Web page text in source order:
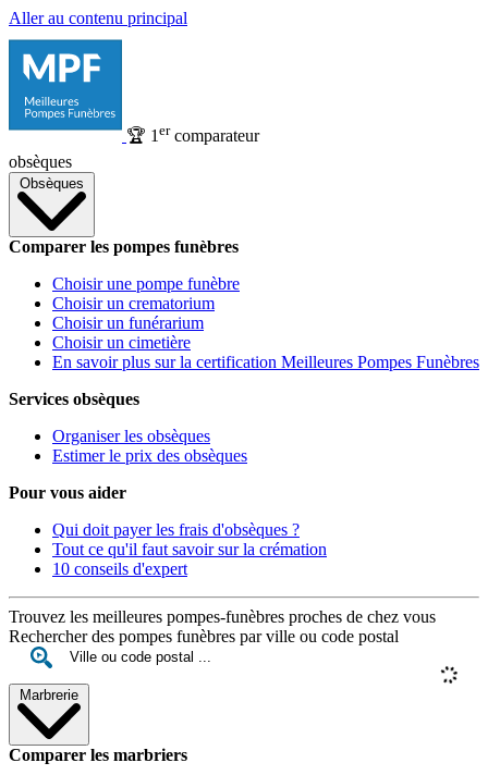
Aller au contenu principal
🏆 1 ercomparateur
obsèques
Obsèques
Comparer les pompes funèbres
Choisir une pompe funèbre
Choisir un crematorium
Choisir un funérarium
Choisir un cimetière
En savoir plus sur la certification Meilleures Pompes Funèbres
Services obsèques
Organiser les obsèques
Estimer le prix des obsèques
Pour vous aider
Qui doit payer les frais d'obsèques ?
Tout ce qu'il faut savoir sur la crémation
10 conseils d'expert
Trouvez les meilleures pompes-funèbres proches de chez vous
Rechercher des pompes funèbres par ville ou code postal
Marbrerie
Comparer les marbriers